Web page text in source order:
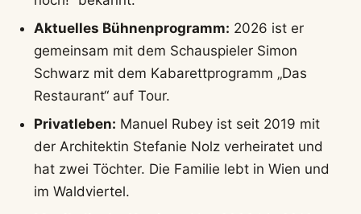
Lesezeit: ca. 7 Minuten
Manuel Rubey ist ein österreichischer
am 18.05.2026 besonders durch seine vielfältigen
Projekte im Gespräch ist. Bekannt wurde er durch
seine Hauptrolle im Film „Falco – Verdammt, wir
leben noch!“ und als Sänger der Band